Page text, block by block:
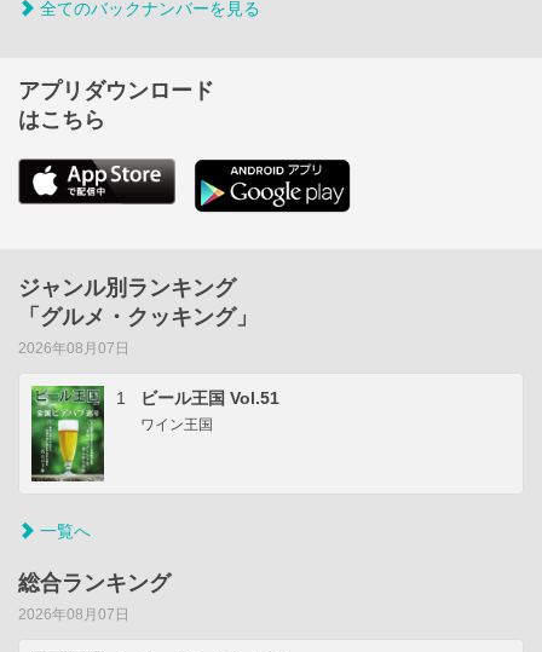
全てのバックナンバーを見る
アプリダウンロード
はこちら
ジャンル別ランキング
「グルメ・クッキング」
2026年08月07日
1 ビール王国 Vol.51
ワイン王国
一覧へ
総合ランキング
2026年08月07日